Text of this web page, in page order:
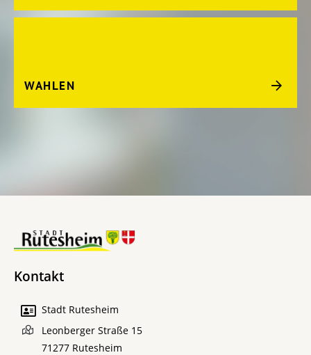
WAHLEN
Kontakt
Stadt Rutesheim
Leonberger Straße 15
71277 Rutesheim